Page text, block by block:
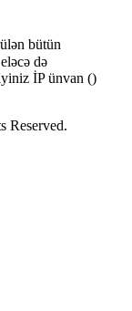
bütün
də
İP ünvan ()
Reserved.